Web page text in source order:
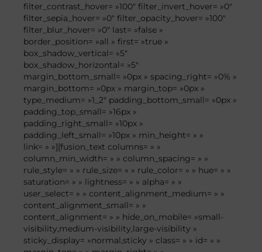
filter_contrast_hover= »100″ filter_invert_hover= »0″
filter_sepia_hover= »0″ filter_opacity_hover= »100″
filter_blur_hover= »0″ last= »false »
border_position= »all » first= »true »
box_shadow_vertical= »5″
box_shadow_horizontal= »5″
margin_bottom_small= »0px » spacing_right= »0% »
margin_bottom= »0px » margin_top= »0px »
type_medium= »1_2″ padding_bottom_small= »0px »
padding_top_small= »16px »
padding_right_small= »10px »
padding_left_small= »10px » min_height= » »
link= » »][fusion_text columns= » »
column_min_width= » » column_spacing= » »
rule_style= » » rule_size= » » rule_color= » » hue= » »
saturation= » » lightness= » » alpha= » »
user_select= » » content_alignment_medium= » »
content_alignment_small= » »
content_alignment= » » hide_on_mobile= »small-
visibility,medium-visibility,large-visibility »
sticky_display= »normal,sticky » class= » » id= » »